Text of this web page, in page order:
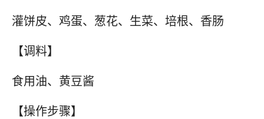
灌饼皮、鸡蛋、葱花、生菜、培根、香肠
【调料】
食用油、黄豆酱
【操作步骤】